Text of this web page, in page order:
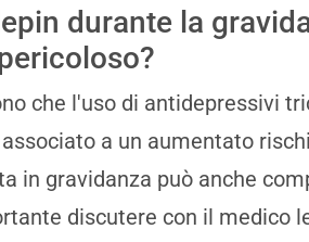
durante la
che l'uso di antidepressivi
a un aumentato
in gravidanza può anche
discutere con il medico